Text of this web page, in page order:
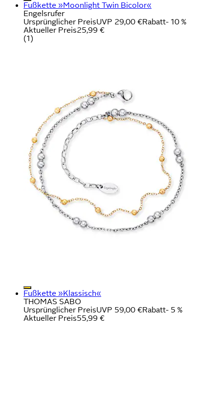
Fußkette »Moonlight Twin Bicolor«
Engelsrufer
Ursprünglicher PreisUVP 29,00 €Rabatt- 10 %
Aktueller Preis25,99 €
(1)
Fußkette »Klassisch«
THOMAS SABO
Ursprünglicher PreisUVP 59,00 €Rabatt- 5 %
Aktueller Preis55,99 €